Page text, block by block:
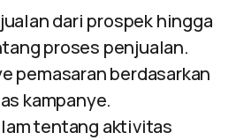
dari prospek hingga
proses penjualan.
pemasaran berdasarkan
kampanye.
tentang aktivitas